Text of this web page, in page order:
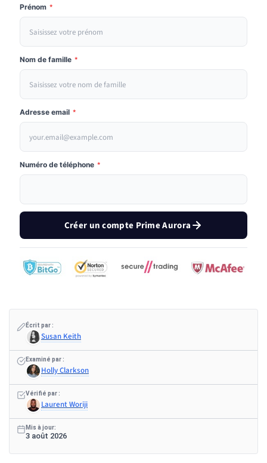
Prénom *
Nom de famille *
Adresse email *
Numéro de téléphone *
Créer un compte Prime Aurora
Écrit par :
Susan Keith
Examiné par :
Holly Clarkson
Vérifié par :
Laurent Woriji
Mis à jour:
3 août 2026